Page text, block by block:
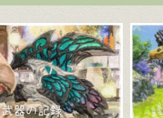
武器の記録